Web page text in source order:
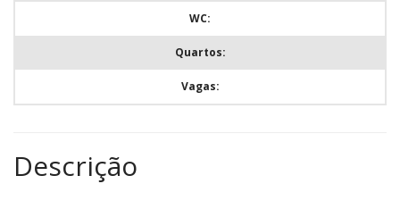
WC:
Quartos:
Vagas:
Descrição